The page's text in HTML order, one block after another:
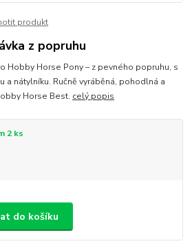
produkt
z popruhu
Hobby Horse Pony – z pevného popruhu, s
a nátylníku. Ručně vyráběná, pohodlná a
Horse Best. celý popis
2 ks
do košíku